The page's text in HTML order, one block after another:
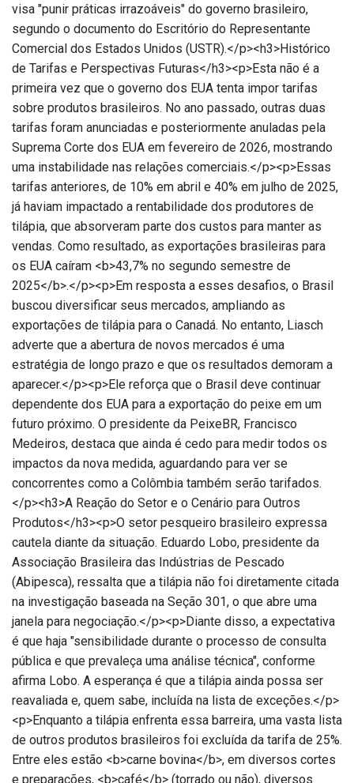
visa "punir práticas irrazoáveis" do governo brasileiro,
segundo o documento do Escritório do Representante
Comercial dos Estados Unidos (USTR).</p><h3>Histórico
de Tarifas e Perspectivas Futuras</h3><p>Esta não é a
primeira vez que o governo dos EUA tenta impor tarifas
sobre produtos brasileiros. No ano passado, outras duas
tarifas foram anunciadas e posteriormente anuladas pela
Suprema Corte dos EUA em fevereiro de 2026, mostrando
uma instabilidade nas relações comerciais.</p><p>Essas
tarifas anteriores, de 10% em abril e 40% em julho de 2025,
já haviam impactado a rentabilidade dos produtores de
tilápia, que absorveram parte dos custos para manter as
vendas. Como resultado, as exportações brasileiras para
os EUA caíram <b>43,7% no segundo semestre de
2025</b>.</p><p>Em resposta a esses desafios, o Brasil
buscou diversificar seus mercados, ampliando as
exportações de tilápia para o Canadá. No entanto, Liasch
adverte que a abertura de novos mercados é uma
estratégia de longo prazo e que os resultados demoram a
aparecer.</p><p>Ele reforça que o Brasil deve continuar
dependente dos EUA para a exportação do peixe em um
futuro próximo. O presidente da PeixeBR, Francisco
Medeiros, destaca que ainda é cedo para medir todos os
impactos da nova medida, aguardando para ver se
concorrentes como a Colômbia também serão tarifados.
</p><h3>A Reação do Setor e o Cenário para Outros
Produtos</h3><p>O setor pesqueiro brasileiro expressa
cautela diante da situação. Eduardo Lobo, presidente da
Associação Brasileira das Indústrias de Pescado
(Abipesca), ressalta que a tilápia não foi diretamente citada
na investigação baseada na Seção 301, o que abre uma
janela para negociação.</p><p>Diante disso, a expectativa
é que haja "sensibilidade durante o processo de consulta
pública e que prevaleça uma análise técnica", conforme
afirma Lobo. A esperança é que a tilápia ainda possa ser
reavaliada e, quem sabe, incluída na lista de exceções.</p>
<p>Enquanto a tilápia enfrenta essa barreira, uma vasta lista
de outros produtos brasileiros foi excluída da tarifa de 25%.
Entre eles estão <b>carne bovina</b>, em diversos cortes
e preparações, <b>café</b> (torrado ou não), diversos